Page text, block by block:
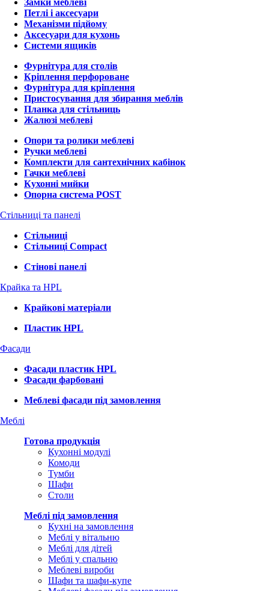
Замки меблеві
Петлі і аксесуари
Механізми підйому
Аксесуари для кухонь
Системи ящиків
Фурнітура для столів
Кріплення перфороване
Фурнітура для кріплення
Пристосування для збирання меблів
Планка для стільниць
Жалюзі меблеві
Опори та ролики меблеві
Ручки меблеві
Комплекти для сантехнічних кабінок
Гачки меблеві
Кухонні мийки
Опорна система POST
Стільниці та панелі
Стільниці
Стільниці Compact
Стінові панелі
Крайка та HPL
Крайкові матеріали
Пластик HPL
Фасади
Фасади пластик HPL
Фасади фарбовані
Меблеві фасади під замовлення
Меблі
Готова продукція
Кухонні модулі
Комоди
Тумби
Шафи
Столи
Меблі під замовлення
Кухні на замовлення
Меблі у вітальню
Меблі для дітей
Меблі у спальню
Меблеві вироби
Шафи та шафи-купе